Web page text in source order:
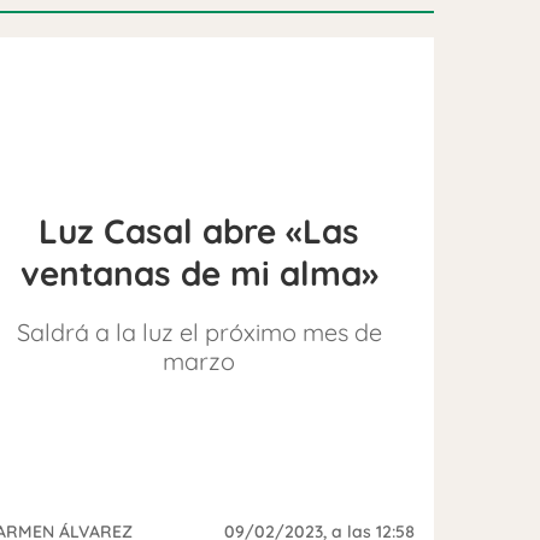
Luz Casal abre «Las
ventanas de mi alma»
Saldrá a la luz el próximo mes de
marzo
ÁLVAREZ 09/02/2023, a las 12:58